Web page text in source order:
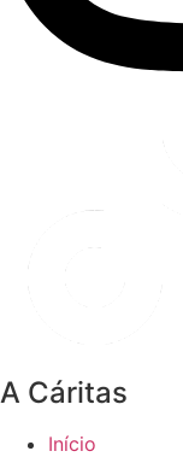
A Cáritas
Início